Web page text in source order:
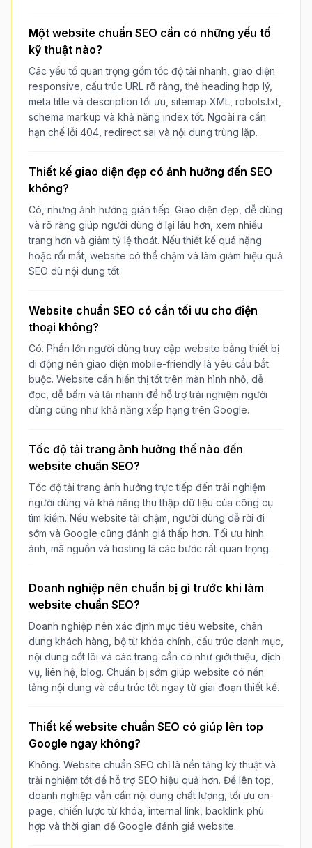
Một website chuẩn SEO cần có những yếu tố
kỹ thuật nào?
Các yếu tố quan trọng gồm tốc độ tải nhanh, giao diện
responsive, cấu trúc URL rõ ràng, thẻ heading hợp lý,
meta title và description tối ưu, sitemap XML, robots.txt,
schema markup và khả năng index tốt. Ngoài ra cần
hạn chế lỗi 404, redirect sai và nội dung trùng lặp.
Thiết kế giao diện đẹp có ảnh hưởng đến SEO
không?
Có, nhưng ảnh hưởng gián tiếp. Giao diện đẹp, dễ dùng
và rõ ràng giúp người dùng ở lại lâu hơn, xem nhiều
trang hơn và giảm tỷ lệ thoát. Nếu thiết kế quá nặng
hoặc rối mắt, website có thể chậm và làm giảm hiệu quả
SEO dù nội dung tốt.
Website chuẩn SEO có cần tối ưu cho điện
thoại không?
Có. Phần lớn người dùng truy cập website bằng thiết bị
di động nên giao diện mobile-friendly là yêu cầu bắt
buộc. Website cần hiển thị tốt trên màn hình nhỏ, dễ
đọc, dễ bấm và tải nhanh để hỗ trợ trải nghiệm người
dùng cũng như khả năng xếp hạng trên Google.
Tốc độ tải trang ảnh hưởng thế nào đến
website chuẩn SEO?
Tốc độ tải trang ảnh hưởng trực tiếp đến trải nghiệm
người dùng và khả năng thu thập dữ liệu của công cụ
tìm kiếm. Nếu website tải chậm, người dùng dễ rời đi
sớm và Google cũng đánh giá thấp hơn. Tối ưu hình
ảnh, mã nguồn và hosting là các bước rất quan trọng.
Doanh nghiệp nên chuẩn bị gì trước khi làm
website chuẩn SEO?
Doanh nghiệp nên xác định mục tiêu website, chân
dung khách hàng, bộ từ khóa chính, cấu trúc danh mục,
nội dung cốt lõi và các trang cần có như giới thiệu, dịch
vụ, liên hệ, blog. Chuẩn bị sớm giúp website có nền
tảng nội dung và cấu trúc tốt ngay từ giai đoạn thiết kế.
Thiết kế website chuẩn SEO có giúp lên top
Google ngay không?
Không. Website chuẩn SEO chỉ là nền tảng kỹ thuật và
trải nghiệm tốt để hỗ trợ SEO hiệu quả hơn. Để lên top,
doanh nghiệp vẫn cần nội dung chất lượng, tối ưu on-
page, chiến lược từ khóa, internal link, backlink phù
hợp và thời gian để Google đánh giá website.